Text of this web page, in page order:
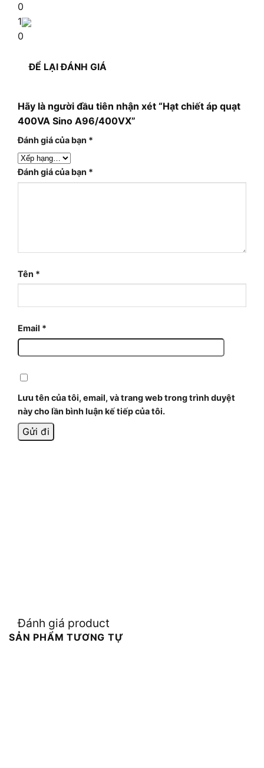
0
1
0
ĐỂ LẠI ĐÁNH GIÁ
Hãy là người đầu tiên nhận xét “Hạt chiết áp quạt
400VA Sino A96/400VX”
Đánh giá của bạn *
Đánh giá của bạn *
Tên *
Email *
Lưu tên của tôi, email, và trang web trong trình duyệt
này cho lần bình luận kế tiếp của tôi.
Đánh giá product
SẢN PHẨM TƯƠNG TỰ